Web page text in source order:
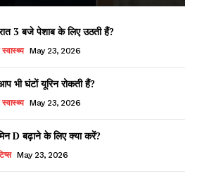
3 बजे पेशाब के लिए उठती हैं?
स्वास्थ्य May 23, 2026
भी घंटों यूरिन रोकती हैं?
स्वास्थ्य May 23, 2026
D बढ़ाने के लिए क्या करें?
May 23, 2026